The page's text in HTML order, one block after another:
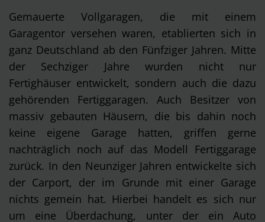
Gemauerte Vollgaragen, die mit einem
Garagentor versehen waren, etablierten sich in
ganz Deutschland ab den Fünfziger Jahren. Mitte
der Sechziger Jahre wurden nicht nur
Fertighäuser entwickelt, sondern auch die dazu
gehörenden Fertiggaragen. Auch Besitzer von
massiv gebauten Häusern, die bis dahin noch
keine eigene Garage hatten, griffen gerne
nachträglich noch auf das Modell Fertiggarage
zurück. In den Neunziger Jahren entwickelte sich
der Carport, der im Grunde mit einer Garage
nichts gemein hat. Hierbei handelt es sich nur
um eine Überdachung, unter der ein Auto